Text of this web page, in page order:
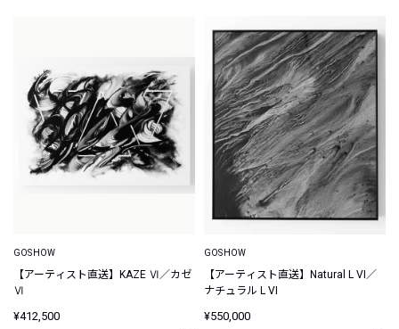
GOSHOW
【アーティスト直送】KAZE Ⅵ／カゼ
Ⅵ
¥412,500
GOSHOW
【アーティスト直送】Natural L VI／
ナチュラル L VI
¥550,000